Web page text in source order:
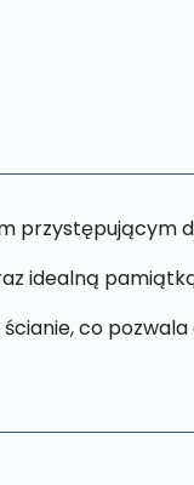
przystępującym
idealną
co